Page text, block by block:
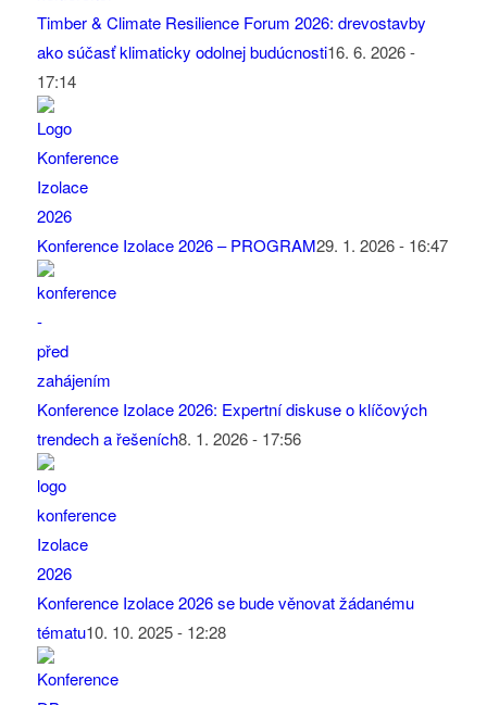
Timber & Climate Resilience Forum 2026: drevostavby
ako súčasť klimaticky odolnej budúcnosti16. 6. 2026 -
17:14
Konference Izolace 2026 – PROGRAM29. 1. 2026 - 16:47
Konference Izolace 2026: Expertní diskuse o klíčových
trendech a řešeních8. 1. 2026 - 17:56
Konference Izolace 2026 se bude věnovat žádanému
tématu10. 10. 2025 - 12:28